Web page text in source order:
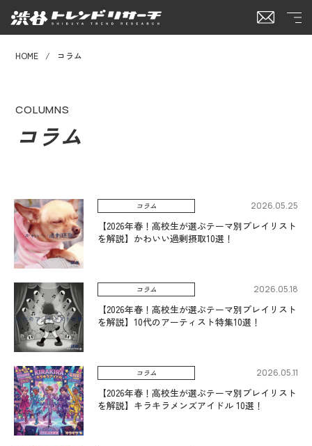
HOME コラム
COLUMNS
コラム
コラム 2026.05.25
【2026年春！高校生が選ぶテーマ別プレイリスト
を解説】かわいい過剰摂取10選！
コラム 2026.05.18
【2026年春！高校生が選ぶテーマ別プレイリスト
を解説】10代のアーティスト特集10選！
コラム 2026.05.11
【2026年春！高校生が選ぶテーマ別プレイリスト
を解説】キラキラメンズアイドル 10選！